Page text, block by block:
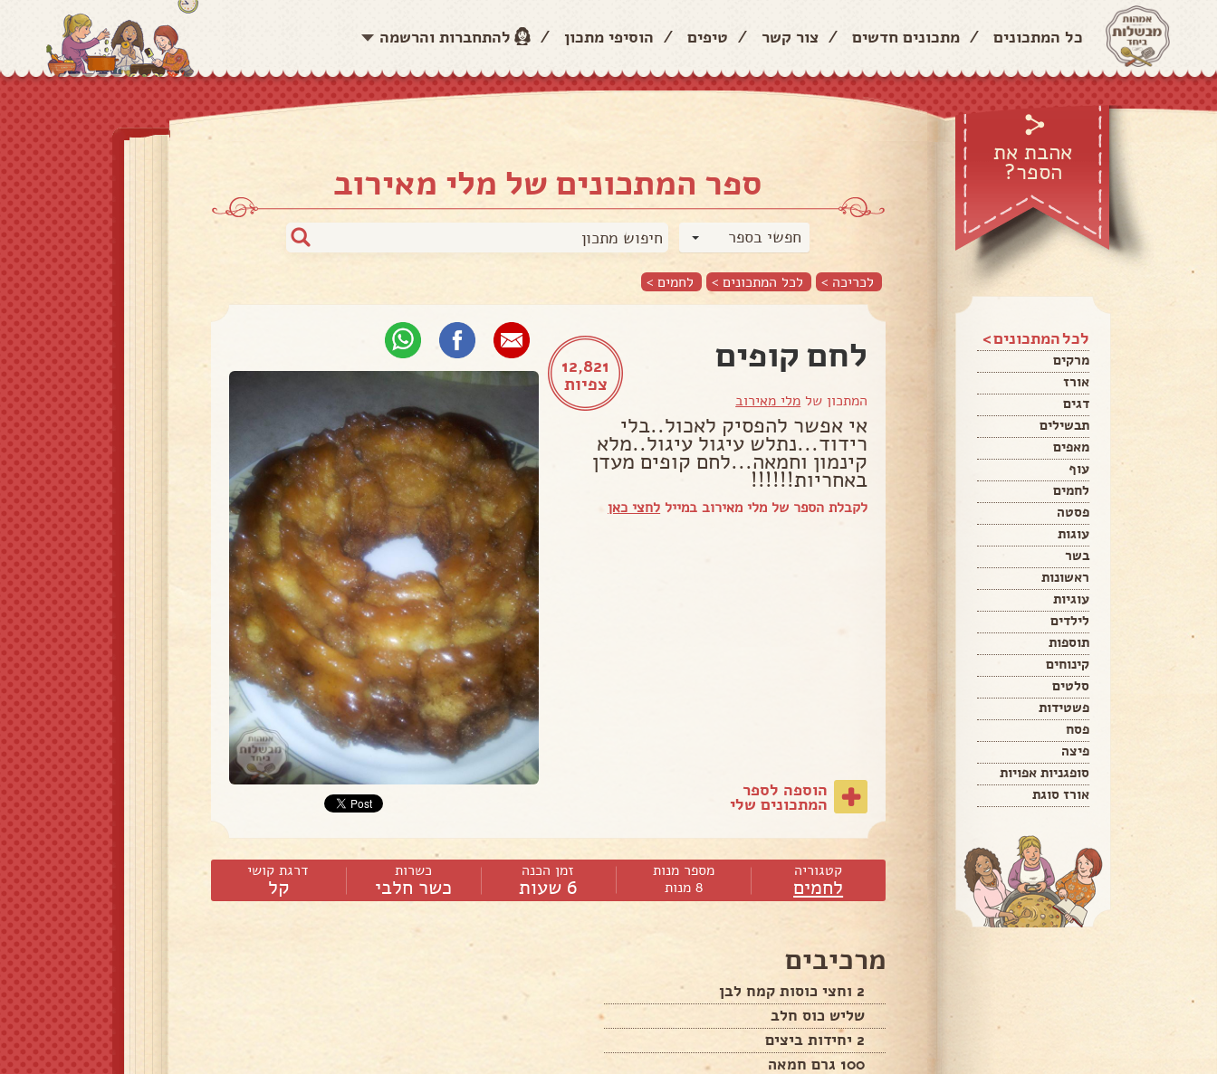
כל המתכונים / מתכונים חדשים / צור קשר / טיפים / הוסיפי מתכון / להתחברות והרשמה
אהבת את
הספר?
לכל המתכונים >
מרקים
אורז
דגים
תבשילים
מאפים
עוף
לחמים
פסטה
עוגות
בשר
ראשונות
עוגיות
לילדים
תוספות
קינוחים
סלטים
פשטידות
פסח
פיצה
סופגניות אפויות
אורז סוגת
ספר המתכונים של מלי מאירוב
חפשי בספר
לכריכה > לכל המתכונים > לחמים >
12,821
צפיות
לחם קופים
המתכון של מלי מאירוב
אי אפשר להפסיק לאכול..בלי
רידוד...נתלש עיגול עיגול..מלא
קינמון וחמאה...לחם קופים מעדן
באחריות!!!!!!
לקבלת הספר של מלי מאירוב במייל לחצי כאן
הוספה לספר
המתכונים שלי
קטגוריה
לחמים
מספר מנות
8 מנות
זמן הכנה
6 שעות
כשרות
כשר חלבי
דרגת קושי
קל
מרכיבים
2 וחצי כוסות קמח לבן
שליש כוס חלב
2 יחידות ביצים
100 גרם חמאה